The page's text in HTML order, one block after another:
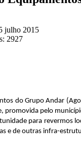
julho 2015
2927
do Grupo Andar
promovida pelo
para revermos
e de outras infra-